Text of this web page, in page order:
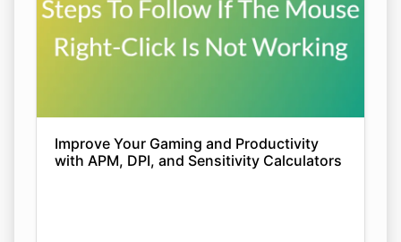
Improve Your Gaming and Productivity
with APM, DPI, and Sensitivity Calculators